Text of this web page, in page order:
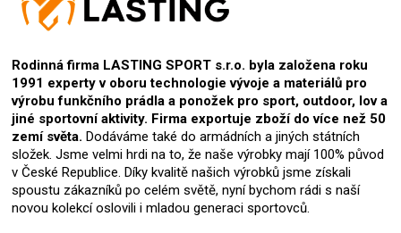
Rodinná firma LASTING SPORT s.r.o. byla založena roku
1991 experty v oboru technologie vývoje a materiálů pro
výrobu funkčního prádla a ponožek pro sport, outdoor, lov a
jiné sportovní aktivity. Firma exportuje zboží do více než 50
zemí světa. Dodáváme také do armádních a jiných státních
složek. Jsme velmi hrdi na to, že naše výrobky mají 100% původ
v České Republice. Díky kvalitě našich výrobků jsme získali
spoustu zákazníků po celém světě, nyní bychom rádi s naší
novou kolekcí oslovili i mladou generaci sportovců.